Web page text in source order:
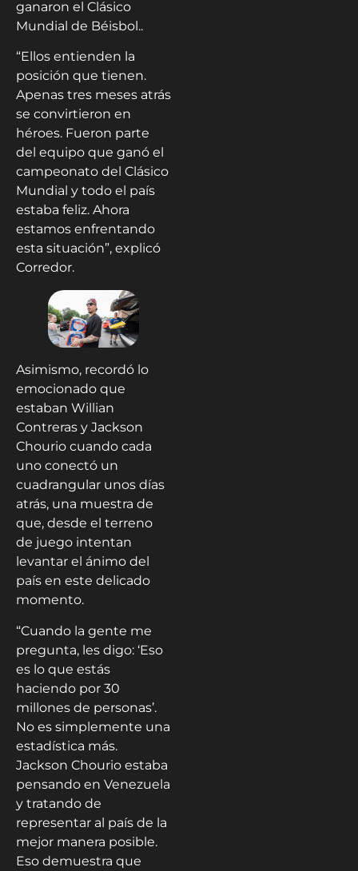
ganaron el Clásico
Mundial de Béisbol..
“Ellos entienden la
posición que tienen.
Apenas tres meses atrás
se convirtieron en
héroes. Fueron parte
del equipo que ganó el
campeonato del Clásico
Mundial y todo el país
estaba feliz. Ahora
estamos enfrentando
esta situación”, explicó
Corredor.
Asimismo, recordó lo
emocionado que
estaban Willian
Contreras y Jackson
Chourio cuando cada
uno conectó un
cuadrangular unos días
atrás, una muestra de
que, desde el terreno
de juego intentan
levantar el ánimo del
país en este delicado
momento.
“Cuando la gente me
pregunta, les digo: ‘Eso
es lo que estás
haciendo por 30
millones de personas’.
No es simplemente una
estadística más.
Jackson Chourio estaba
pensando en Venezuela
y tratando de
representar al país de la
mejor manera posible.
Eso demuestra que